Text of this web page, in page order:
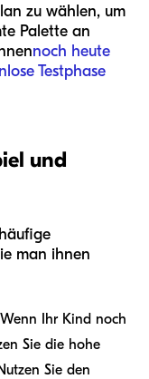
zu wählen, um
Palette an
noch heute
Testphase
und
man ihnen
Wenn Ihr Kind noch
Sie die hohe
Sie den